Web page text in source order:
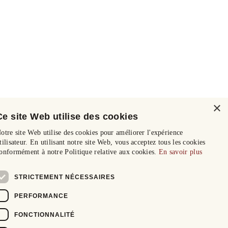
×
site Web utilise des cookies
site Web utilise des cookies pour améliorer l'expérience
En utilisant notre site Web, vous acceptez tous les cookies
à notre Politique relative aux cookies. En savoir plus
STRICTEMENT NÉCESSAIRES
PERFORMANCE
FONCTIONNALITÉ